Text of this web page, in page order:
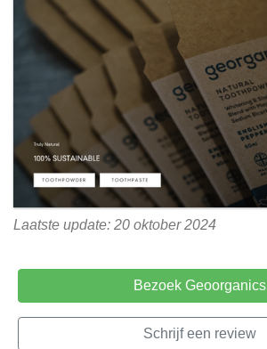
Laatste update: 20 oktober 2024
Bezoek Geoorganics
Schrijf een review